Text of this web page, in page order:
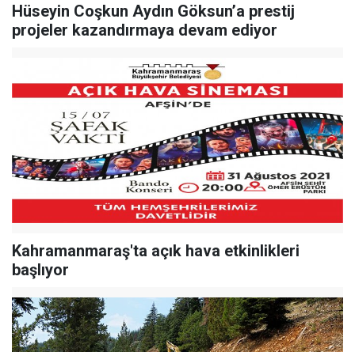
Hüseyin Coşkun Aydın Göksun’a prestij
projeler kazandırmaya devam ediyor
Kahramanmaraş'ta açık hava etkinlikleri
başlıyor